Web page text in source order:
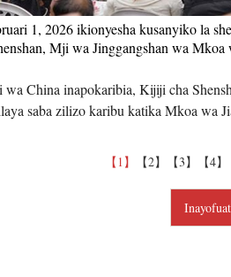
1, 2026 ikionyesha kusanyiko la
Mji wa Jinggangshan wa
China inapokaribia, Kijiji cha
saba zilizo karibu katika Mkoa wa
【1】 【2】 【3】 【4】